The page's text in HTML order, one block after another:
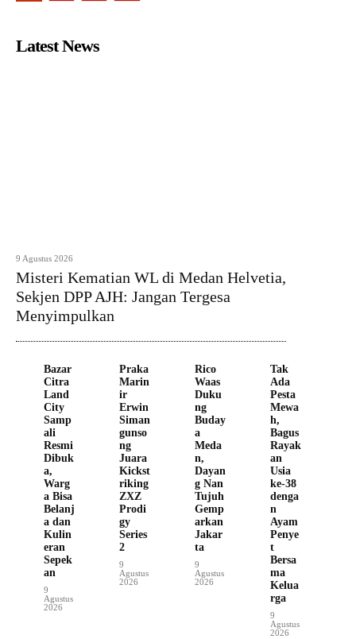
Latest News
9 Agustus 2026
Misteri Kematian WL di Medan Helvetia,
Sekjen DPP AJH: Jangan Tergesa
Menyimpulkan
Bazar
Citra
Land
City
Samp
ali
Resmi
Dibuk
a,
Warg
a Bisa
Belanj
a dan
Kulin
eran
Sepek
an
9
Agustus
2026
Praka
Marin
ir
Erwin
Siman
gunso
ng
Juara
Kickst
riking
ZXZ
Prodi
gy
Series
2
9
Agustus
2026
Rico
Waas
Duku
ng
Buday
a
Meda
n,
Dayan
g Nan
Tujuh
Gemp
arkan
Jakar
ta
9
Agustus
2026
Tak
Ada
Pesta
Mewa
h,
Bagus
Rayak
an
Usia
ke-38
denga
n
Ayam
Penye
t
Bersa
ma
Kelua
rga
9
Agustus
2026